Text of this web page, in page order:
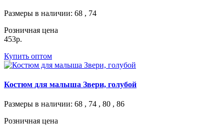
Размеры в наличии: 68 , 74
Розничная цена
453р.
Купить оптом
Костюм для малыша Звери, голубой
Размеры в наличии: 68 , 74 , 80 , 86
Розничная цена